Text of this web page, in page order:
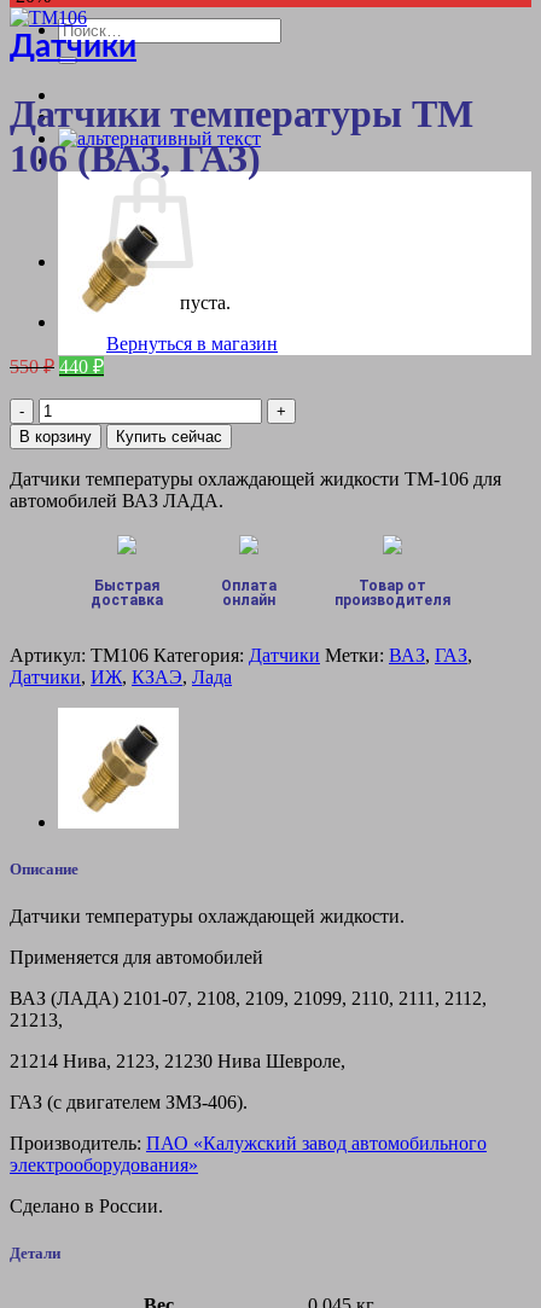
Искать:
Корзина пуста.
Вернуться в магазин
Датчики
Датчики температуры ТМ
106 (ВАЗ, ГАЗ)
550₽Первоначальная
цена
составляла
550 ₽.
440 ₽Текущая
цена:
Количество
товара
Датчики
температуры
ТМ
В корзину Купить сейчас
Датчики температуры охлаждающей жидкости ТМ-106 для
автомобилей ВАЗ ЛАДА.
Быстрая
доставка
Оплата
онлайн
Товар от
производителя
Артикул: ТМ106 Категория: Датчики Метки: ВАЗ, ГАЗ,
Датчики, ИЖ, КЗАЭ, Лада
Описание
Датчики температуры охлаждающей жидкости.
Применяется для автомобилей
ВАЗ (ЛАДА) 2101-07, 2108, 2109, 21099, 2110, 2111, 2112,
21213,
21214 Нива, 2123, 21230 Нива Шевроле,
ГАЗ (с двигателем ЗМЗ-406).
Производитель: ПАО «Калужский завод автомобильного
электрооборудования»
Сделано в России.
Детали